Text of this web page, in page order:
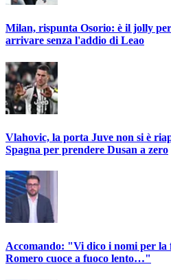
Milan, rispunta Osorio: è il jolly
arrivare senza l'addio di Leao
Vlahovic, la porta Juve non si è
Spagna per prendere Dusan a zero
Accomando: "Vi dico i nomi per la
Romero cuoce a fuoco lento…"